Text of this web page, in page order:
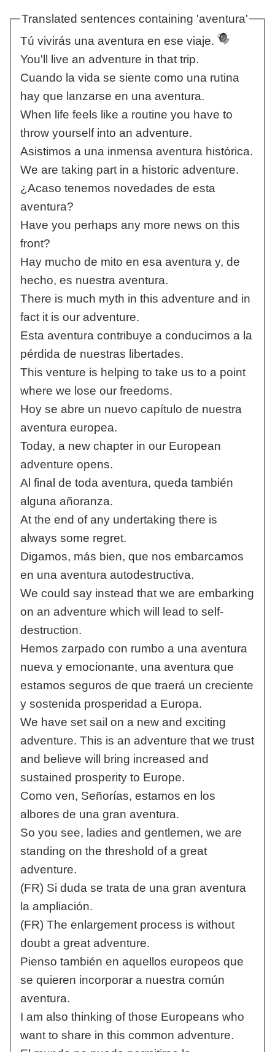
Translated sentences containing 'aventura'
Tú vivirás una aventura en ese viaje.
You'll live an adventure in that trip.
Cuando la vida se siente como una rutina
hay que lanzarse en una aventura.
When life feels like a routine you have to
throw yourself into an adventure.
Asistimos a una inmensa aventura histórica.
We are taking part in a historic adventure.
¿Acaso tenemos novedades de esta
aventura?
Have you perhaps any more news on this
front?
Hay mucho de mito en esa aventura y, de
hecho, es nuestra aventura.
There is much myth in this adventure and in
fact it is our adventure.
Esta aventura contribuye a conducirnos a la
pérdida de nuestras libertades.
This venture is helping to take us to a point
where we lose our freedoms.
Hoy se abre un nuevo capítulo de nuestra
aventura europea.
Today, a new chapter in our European
adventure opens.
Al final de toda aventura, queda también
alguna añoranza.
At the end of any undertaking there is
always some regret.
Digamos, más bien, que nos embarcamos
en una aventura autodestructiva.
We could say instead that we are embarking
on an adventure which will lead to self-
destruction.
Hemos zarpado con rumbo a una aventura
nueva y emocionante, una aventura que
estamos seguros de que traerá un creciente
y sostenida prosperidad a Europa.
We have set sail on a new and exciting
adventure. This is an adventure that we trust
and believe will bring increased and
sustained prosperity to Europe.
Como ven, Señorías, estamos en los
albores de una gran aventura.
So you see, ladies and gentlemen, we are
standing on the threshold of a great
adventure.
(FR) Si duda se trata de una gran aventura
la ampliación.
(FR) The enlargement process is without
doubt a great adventure.
Pienso también en aquellos europeos que
se quieren incorporar a nuestra común
aventura.
I am also thinking of those Europeans who
want to share in this common adventure.